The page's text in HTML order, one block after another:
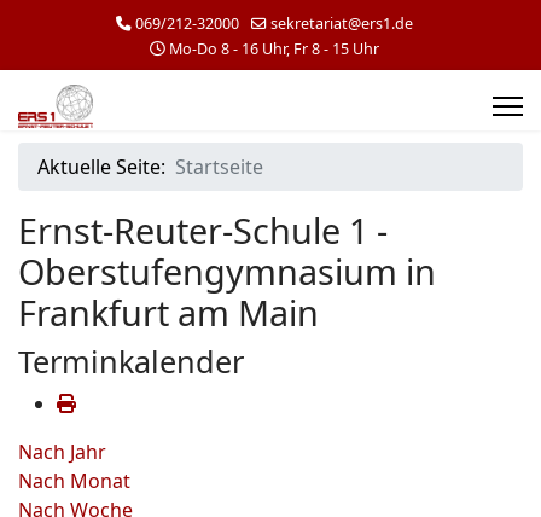
069/212-32000
sekretariat@ers1.de
Mo-Do 8 - 16 Uhr, Fr 8 - 15 Uhr
Aktuelle Seite: Startseite
Ernst-Reuter-Schule 1 -
Oberstufengymnasium in
Frankfurt am Main
Terminkalender
Nach Jahr
Nach Monat
Nach Woche